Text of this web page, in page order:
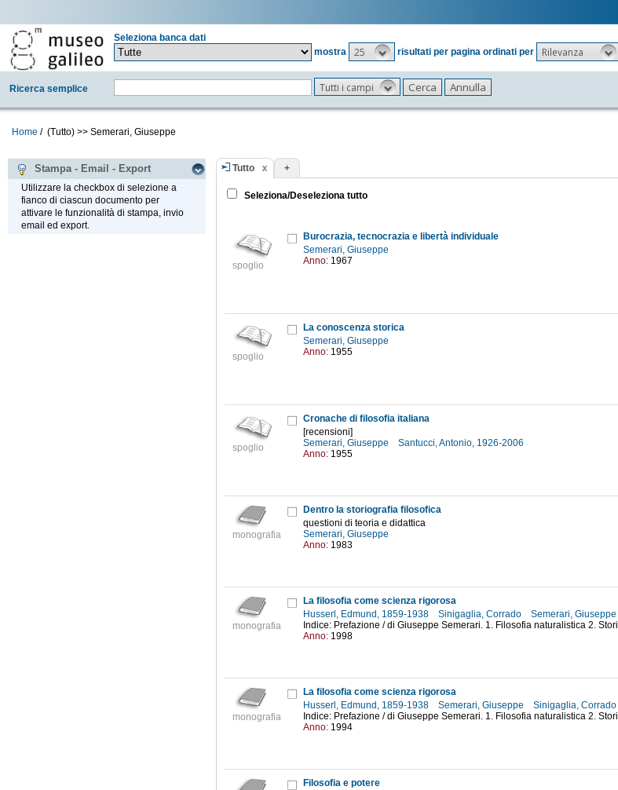
Seleziona banca dati
mostra
25 risultati per pagina ordinati per Rilevanza
Ricerca semplice Tutti i campi
Home / (Tutto) >> Semerari, Giuseppe
Stampa - Email - Export
Utilizzare la checkbox di selezione a
fianco di ciascun documento per
attivare le funzionalità di stampa, invio
email ed export.
Tutto +
Seleziona/Deseleziona tutto
spoglio
Burocrazia, tecnocrazia e libertà individuale
Semerari, Giuseppe
Anno: 1967
spoglio
La conoscenza storica
Semerari, Giuseppe
Anno: 1955
spoglio
Cronache di filosofia italiana
[recensioni]
Semerari, Giuseppe
Santucci, Antonio, 1926-2006
Anno: 1955
monografia
Dentro la storiografia filosofica
questioni di teoria e didattica
Semerari, Giuseppe
Anno: 1983
monografia
La filosofia come scienza rigorosa
Husserl, Edmund, 1859-1938
Sinigaglia, Corrado
Semerari, Giuseppe
Indice: Prefazione / di Giuseppe Semerari. 1. Filosofia naturalistica 2.
Anno: 1998
monografia
La filosofia come scienza rigorosa
Husserl, Edmund, 1859-1938
Semerari, Giuseppe
Sinigaglia, Corrado
Indice: Prefazione / di Giuseppe Semerari. 1. Filosofia naturalistica 2.
Anno: 1994
Filosofia e potere